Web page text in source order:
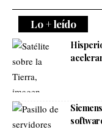
Lo + leído